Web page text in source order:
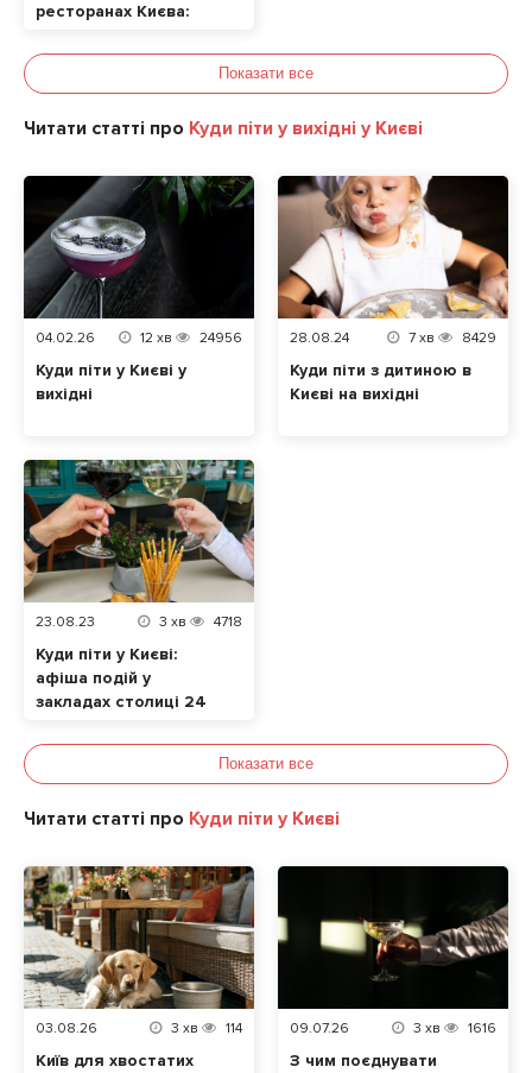
ресторанах Києва:
Показати все
Читати статті про Куди піти у вихідні у Києві
04.02.26 12 хв 24956
Куди піти у Києві у
вихідні
28.08.24 7 хв 8429
Куди піти з дитиною в
Києві на вихідні
23.08.23 3 хв 4718
Куди піти у Києві:
афіша подій у
закладах столиці 24
Показати все
Читати статті про Куди піти у Києві
03.08.26 3 хв 114
Київ для хвостатих
09.07.26 3 хв 1616
З чим поєднувати